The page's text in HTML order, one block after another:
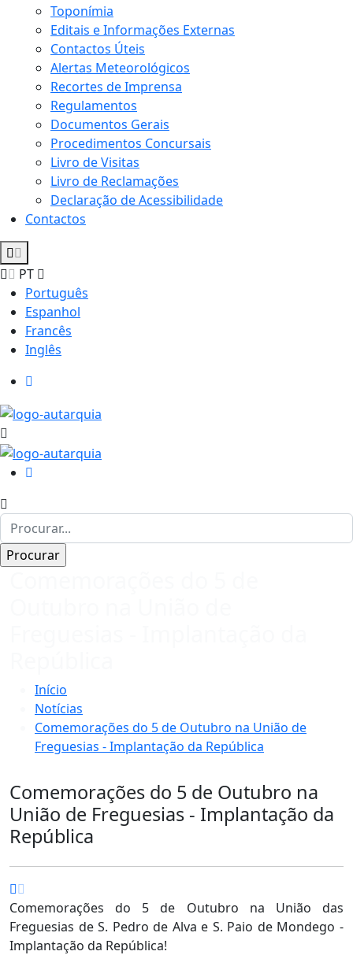
Toponímia
Editais e Informações Externas
Contactos Úteis
Alertas Meteorológicos
Recortes de Imprensa
Regulamentos
Documentos Gerais
Procedimentos Concursais
Livro de Visitas
Livro de Reclamações
Declaração de Acessibilidade
Contactos
PT
Português
Espanhol
Francês
Inglês
Início
Notícias
Comemorações do 5 de Outubro na União de
Freguesias - Implantação da República
Comemorações do 5 de Outubro na
União de Freguesias - Implantação da
República
Comemorações do 5 de Outubro na União das
Freguesias de S. Pedro de Alva e S. Paio de Mondego -
Implantação da República!